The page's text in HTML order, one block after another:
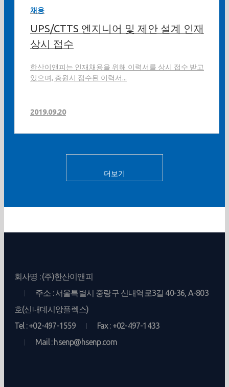
채용
UPS/CTTS 엔지니어 및 제안 설계 인재
상시 접수
한산이앤피는 인재채용을 위해 이력서를 상시 접수 받고
있으며, 충원시 접수된 이력서...
2019.09.20
더보기
회사명 : (주)한산이앤피
주소 : 서울특별시 중랑구 신내역로3길 40-36, A-803
호(신내데시앙플렉스)
Tel : +02-497-1559
Fax : +02-497-1433
Mail : hsenp@hsenp.com